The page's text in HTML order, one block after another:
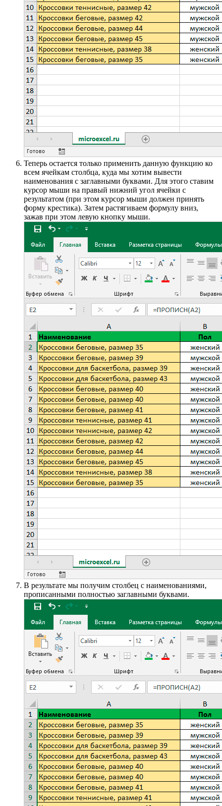
Теперь остается только применить данную функцию ко
всем ячейкам столбца, куда мы хотим вывести
наименования с заглавными буквами. Для этого ставим
курсор мыши на правый нижний угол ячейки с
результатом (при этом курсор мыши должен принять
форму крестика). Затем растягиваем формулу вниз,
зажав при этом левую кнопку мыши.
В результате мы получим столбец с наименованиями,
прописанными полностью заглавными буквами.